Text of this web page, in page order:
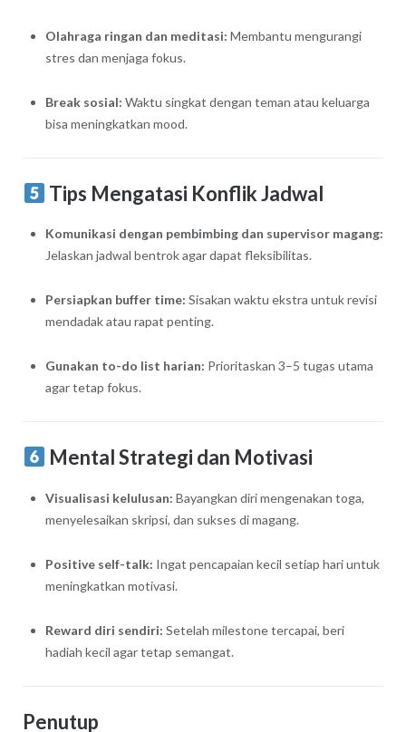
Olahraga ringan dan meditasi: Membantu mengurangi
stres dan menjaga fokus.
Break sosial: Waktu singkat dengan teman atau keluarga
bisa meningkatkan mood.
Tips Mengatasi Konflik Jadwal
Komunikasi dengan pembimbing dan supervisor magang:
Jelaskan jadwal bentrok agar dapat fleksibilitas.
Persiapkan buffer time: Sisakan waktu ekstra untuk revisi
mendadak atau rapat penting.
Gunakan to-do list harian: Prioritaskan 3–5 tugas utama
agar tetap fokus.
Mental Strategi dan Motivasi
Visualisasi kelulusan: Bayangkan diri mengenakan toga,
menyelesaikan skripsi, dan sukses di magang.
Positive self-talk: Ingat pencapaian kecil setiap hari untuk
meningkatkan motivasi.
Reward diri sendiri: Setelah milestone tercapai, beri
hadiah kecil agar tetap semangat.
Penutup